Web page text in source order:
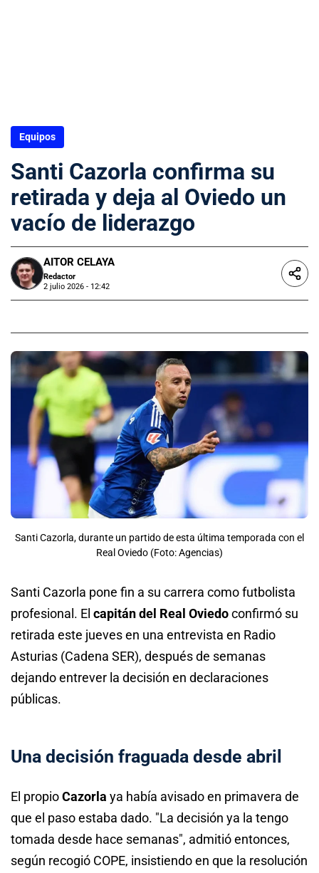
Equipos
Santi Cazorla confirma su
retirada y deja al Oviedo un
vacío de liderazgo
AITOR CELAYA
Redactor
2 julio 2026 - 12:42
Santi Cazorla, durante un partido de esta última temporada con el
Real Oviedo (Foto: Agencias)
Santi Cazorla pone fin a su carrera como futbolista
profesional. El capitán del Real Oviedoconfirmó su
retirada este jueves en una entrevista en Radio
Asturias (Cadena SER), después de semanas
dejando entrever la decisión en declaraciones
públicas.
Una decisión fraguada desde abril
El propioCazorla ya había avisado en primavera de
que el paso estaba dado. "La decisión ya la tengo
tomada desde hace semanas", admitió entonces,
según recogió COPE, insistiendo en que la resolución